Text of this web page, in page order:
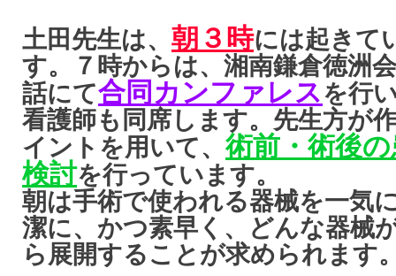
土田先生は、 朝３時には起きて
す。７時からは、湘南鎌倉徳洲
話にて合同カンファレスを行
看護師も同席します。先生方が
イントを用いて、術前・術後
検討を行っています。
朝は手術で使われる器械を一気
潔に、かつ素早く、どんな器械
ら展開することが求められます